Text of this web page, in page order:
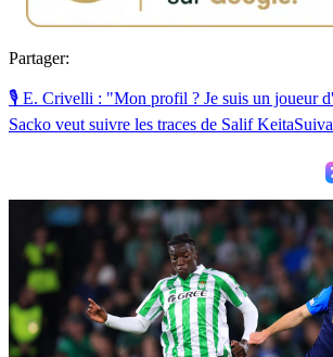
Partager:
🎙 E. Crivelli : "Mon profil ? Je suis un joueur
Sacko veut suivre les traces de Salif Keita